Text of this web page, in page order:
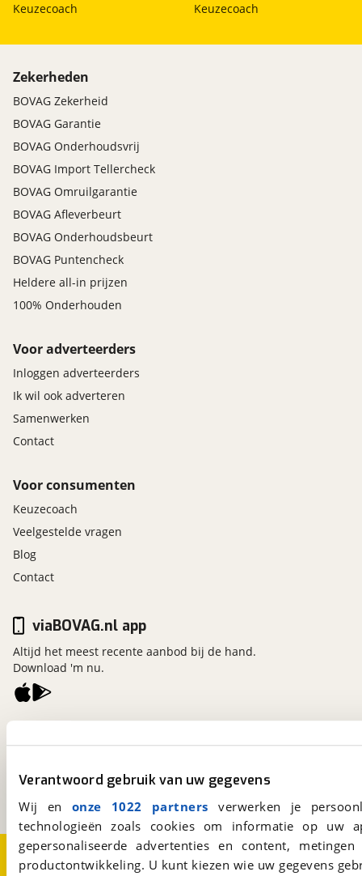
Verantwoord gebruik van uw gegevens
Wij en onze 1022 partners verwerken je
technologieën zoals cookies om informatie op
gepersonaliseerde advertenties en content,
productontwikkeling. U kunt kiezen wie uw gegevens
Keuzecoach
Keuzecoach
Zekerheden
BOVAG Zekerheid
BOVAG Garantie
BOVAG Onderhoudsvrij
BOVAG Import Tellercheck
BOVAG Omruilgarantie
BOVAG Afleverbeurt
BOVAG Onderhoudsbeurt
BOVAG Puntencheck
Heldere all-in prijzen
100% Onderhouden
Voor adverteerders
Inloggen adverteerders
Ik wil ook adverteren
Samenwerken
Contact
Voor consumenten
Keuzecoach
Veelgestelde vragen
Blog
Contact
Een initiatief van
viaBOVAG.nl app
Altijd het meest recente aanbod bij de hand.
Download 'm nu.
Over viaBOVAG.nlDisclaimer- en Privacyverklaring
CookievoorkeurenVacatures